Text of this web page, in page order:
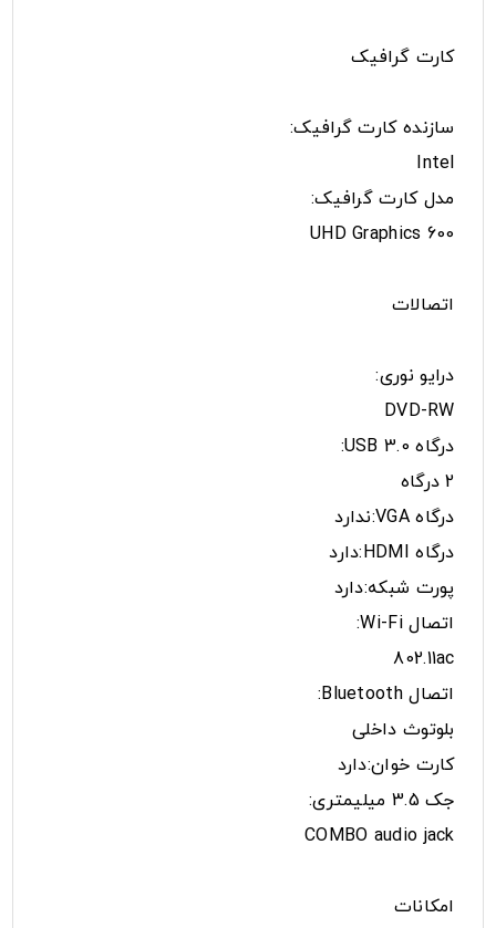
کارت گرافیک
سازنده کارت گرافیک:
Intel
مدل کارت گرافیک:
UHD Graphics 600
اتصالات
درایو نوری:
DVD-RW
درگاه USB 3.0:
2 درگاه
درگاه VGA:ندارد
درگاه HDMI:دارد
پورت شبکه:دارد
اتصال Wi-Fi:
802.11ac
اتصال Bluetooth:
بلوتوث داخلی
کارت خوان:دارد
جک 3.5 میلیمتری:
COMBO audio jack
امکانات